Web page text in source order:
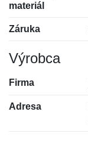
materiál
Záruka
Výrobca
Firma
Adresa